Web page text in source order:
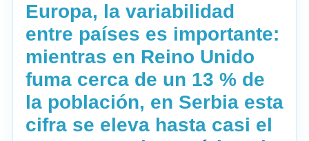
Europa, la variabilidad
entre países es importante:
mientras en Reino Unido
fuma cerca de un 13 % de
la población, en Serbia esta
cifra se eleva hasta casi el